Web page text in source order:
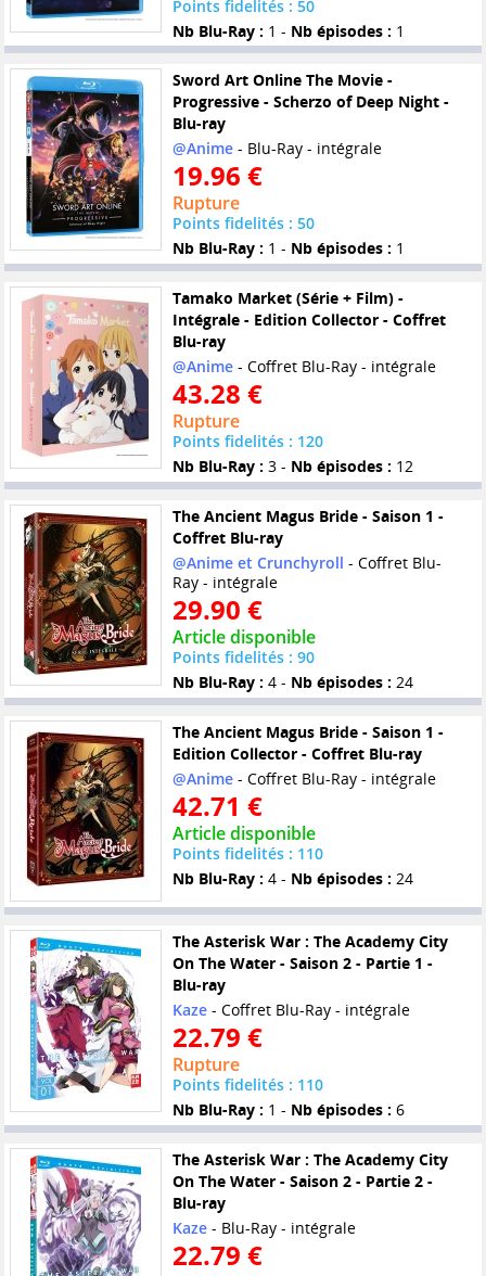
Points fidelités : 50
Nb Blu-Ray : 1 - Nb épisodes : 1
Sword Art Online The Movie -
Progressive - Scherzo of Deep Night -
Blu-ray
@Anime- Blu-Ray - intégrale
19.96 €
Rupture
Points fidelités : 50
Nb Blu-Ray : 1 - Nb épisodes : 1
Tamako Market (Série + Film) -
Intégrale - Edition Collector - Coffret
Blu-ray
@Anime- Coffret Blu-Ray - intégrale
43.28 €
Rupture
Points fidelités : 120
Nb Blu-Ray : 3 - Nb épisodes : 12
The Ancient Magus Bride - Saison 1 -
Coffret Blu-ray
@Anime et Crunchyroll - Coffret Blu-
Ray - intégrale
29.90 €
Article disponible
Points fidelités : 90
Nb Blu-Ray : 4 - Nb épisodes : 24
The Ancient Magus Bride - Saison 1 -
Edition Collector - Coffret Blu-ray
@Anime- Coffret Blu-Ray - intégrale
42.71 €
Article disponible
Points fidelités : 110
Nb Blu-Ray : 4 - Nb épisodes : 24
The Asterisk War : The Academy City
On The Water - Saison 2 - Partie 1 -
Blu-ray
Kaze- Coffret Blu-Ray - intégrale
22.79 €
Rupture
Points fidelités : 110
Nb Blu-Ray : 1 - Nb épisodes : 6
The Asterisk War : The Academy City
On The Water - Saison 2 - Partie 2 -
Blu-ray
Kaze- Blu-Ray - intégrale
22.79 €